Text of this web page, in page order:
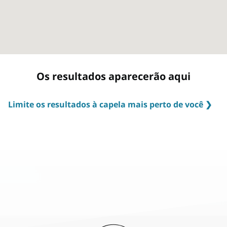
Os resultados aparecerão aqui
Limite os resultados à capela mais perto de você ❯